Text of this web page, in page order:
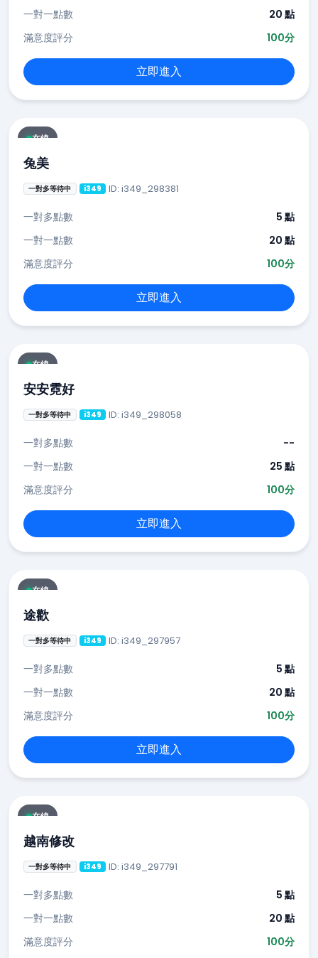
一對一點數
20 點
滿意度評分
100分
立即進入
在線
兔美
一對多等待中 i349 ID: i349_298381
一對多點數
5 點
一對一點數
20 點
滿意度評分
100分
立即進入
在線
安安霓好
一對多等待中 i349 ID: i349_298058
一對多點數
--
一對一點數
25 點
滿意度評分
100分
立即進入
在線
途歡
一對多等待中 i349 ID: i349_297957
一對多點數
5 點
一對一點數
20 點
滿意度評分
100分
立即進入
在線
越南修改
一對多等待中 i349 ID: i349_297791
一對多點數
5 點
一對一點數
20 點
滿意度評分
100分